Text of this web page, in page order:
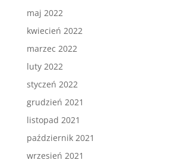
maj 2022
kwiecień 2022
marzec 2022
luty 2022
styczeń 2022
grudzień 2021
listopad 2021
październik 2021
wrzesień 2021